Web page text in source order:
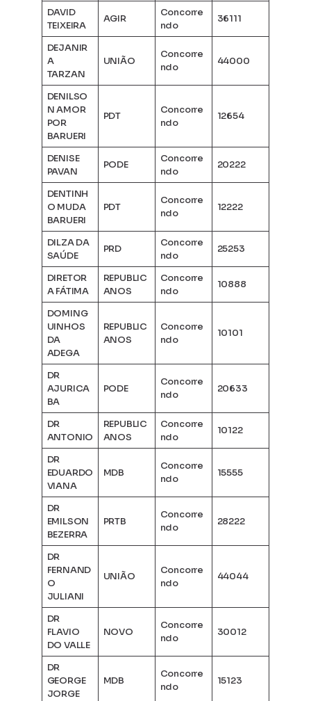
DAVID
TEIXEIRA
AGIR
Concorre
ndo
36111
DEJANIR
A
TARZAN
UNIÃO
Concorre
ndo
44000
DENILSO
N AMOR
POR
BARUERI
PDT
Concorre
ndo
12654
DENISE
PAVAN
PODE
Concorre
ndo
20222
DENTINH
O MUDA
BARUERI
PDT
Concorre
ndo
12222
DILZA DA
SAÚDE
PRD
Concorre
ndo
25253
DIRETOR
A FÁTIMA
REPUBLIC
ANOS
Concorre
ndo
10888
DOMING
UINHOS
DA
ADEGA
REPUBLIC
ANOS
Concorre
ndo
10101
DR
AJURICA
BA
PODE
Concorre
ndo
20633
DR
ANTONIO
REPUBLIC
ANOS
Concorre
ndo
10122
DR
EDUARDO
VIANA
MDB
Concorre
ndo
15555
DR
EMILSON
BEZERRA
PRTB
Concorre
ndo
28222
DR
FERNAND
O
JULIANI
UNIÃO
Concorre
ndo
44044
DR
FLAVIO
DO VALLE
NOVO
Concorre
ndo
30012
DR
GEORGE
JORGE
MDB
Concorre
ndo
15123